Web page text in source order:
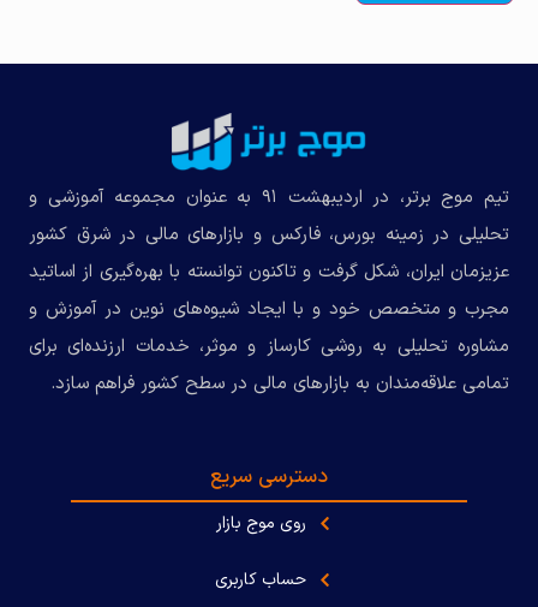
تیم موج برتر، در اردیبهشت ۹۱ به عنوان مجموعه‌ آموزشی و
تحلیلی در زمینه بورس، فارکس و بازارهای مالی در شرق کشور
عزیزمان ایران، شکل گرفت و تاکنون توانسته با بهره‌گیری از اساتید
مجرب و متخصص خود و با ایجاد شیوه‌های نوین در آموزش و
مشاوره تحلیلی به روشی کارساز و موثر، خدمات ارزنده‌ای برای
تمامی علاقه‌مندان به بازارهای مالی در سطح کشور فراهم سازد.
دسترسی سریع
روی موج بازار
حساب کاربری